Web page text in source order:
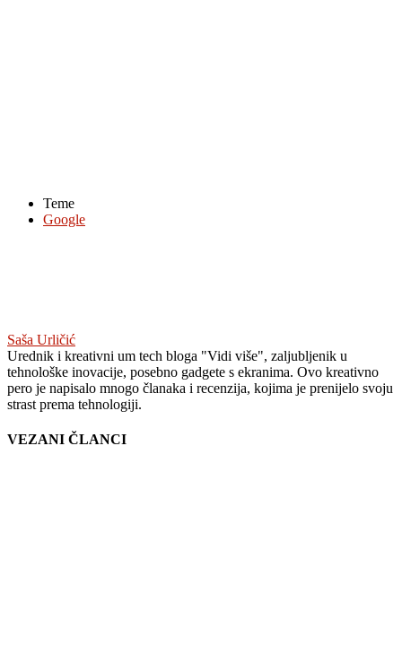
Teme
Google
Saša Urličić
Urednik i kreativni um tech bloga "Vidi više", zaljubljenik u
tehnološke inovacije, posebno gadgete s ekranima. Ovo kreativno
pero je napisalo mnogo članaka i recenzija, kojima je prenijelo svoju
strast prema tehnologiji.
VEZANI ČLANCI